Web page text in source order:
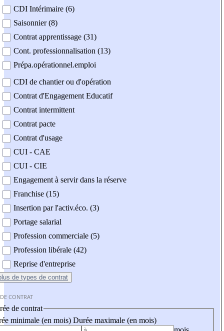
CDI Intérimaire (6)
Saisonnier (8)
Contrat apprentissage (31)
Cont. professionnalisation (13)
Prépa.opérationnel.emploi
CDI de chantier ou d'opération
Contrat d'Engagement Educatif
Contrat intermittent
Contrat pacte
Contrat d'usage
CUI - CAE
CUI - CIE
Engagement à servir dans la réserve
Franchise (15)
Insertion par l'activ.éco. (3)
Portage salarial
Profession commerciale (5)
Profession libérale (42)
Reprise d'entreprise
de types de contrat
CONTRAT
de contrat
minimale (en mois) Durée maximale (en mois)